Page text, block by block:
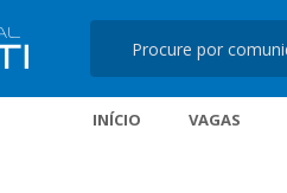
INÍCIO VAGAS